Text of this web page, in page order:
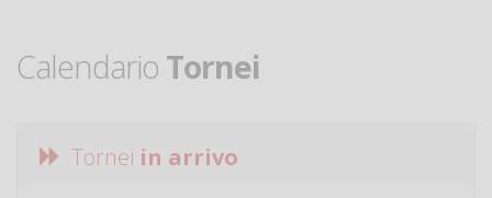
Calendario Tornei
Tornei in arrivo